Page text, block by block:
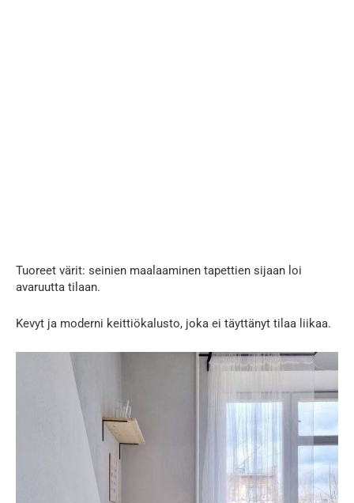
Tuoreet värit: seinien maalaaminen tapettien sijaan loi
avaruutta tilaan.
Kevyt ja moderni keittiökalusto, joka ei täyttänyt tilaa liikaa.